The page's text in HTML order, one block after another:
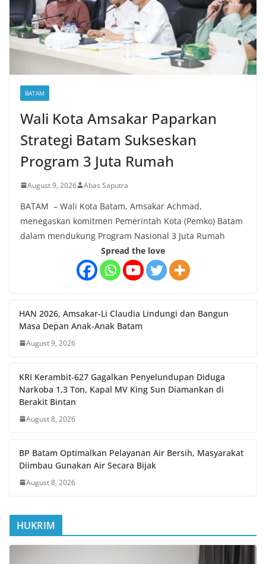
BATAM
Wali Kota Amsakar Paparkan
Strategi Batam Sukseskan
Program 3 Juta Rumah
August 9, 2026 Abas Saputra
BATAM – Wali Kota Batam, Amsakar Achmad,
menegaskan komitmen Pemerintah Kota (Pemko) Batam
dalam mendukung Program Nasional 3 Juta Rumah
Spread the love
HAN 2026, Amsakar-Li Claudia Lindungi dan Bangun
Masa Depan Anak-Anak Batam
August 9, 2026
KRI Kerambit-627 Gagalkan Penyelundupan Diduga
Narkoba 1,3 Ton, Kapal MV King Sun Diamankan di
Berakit Bintan
August 8, 2026
BP Batam Optimalkan Pelayanan Air Bersih, Masyarakat
Diimbau Gunakan Air Secara Bijak
August 8, 2026
HUKRIM